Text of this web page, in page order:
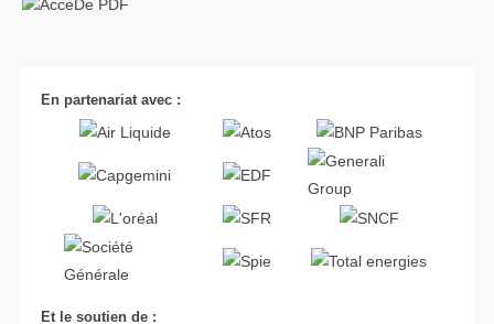
En partenariat avec :
Et le soutien de :